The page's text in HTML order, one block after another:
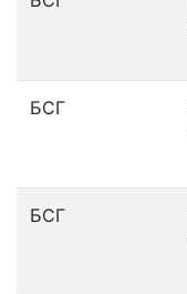
БСГ
БСГ